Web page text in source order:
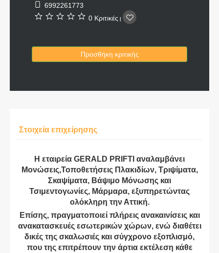
6992261773
0 Κριτικές
Προσθήκη κριτικής
Στοιχεία επιχείρησης
Η εταιρεία GERALD PRIFTI αναλαμβάνει
Μονώσεις,Τοποθετήσεις Πλακιδίων, Τριψίματα,
Σκαψίματα, Βάψιμο Μόνωσης και
Τσιμεντογωνίες, Μάρμαρα, εξυπηρετώντας
ολόκληρη την Αττική.
Επίσης, πραγματοποιεί πλήρεις ανακαινίσεις και
ανακατασκευές εσωτερικών χώρων, ενώ διαθέτει
δικές της σκαλωσιές και σύγχρονο εξοπλισμό,
που της επιτρέπουν την άρτια εκτέλεση κάθε